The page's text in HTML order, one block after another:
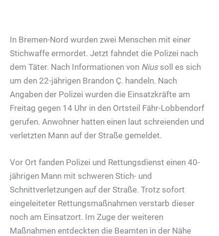
In Bremen-Nord wurden zwei Menschen mit einer
Stichwaffe ermordet. Jetzt fahndet die Polizei nach
dem Täter. Nach Informationen von Niussoll es sich
um den 22-jährigen Brandon Ç. handeln. Nach
Angaben der Polizei wurden die Einsatzkräfte am
Freitag gegen 14 Uhr in den Ortsteil Fähr-Lobbendorf
gerufen. Anwohner hatten einen laut schreienden und
verletzten Mann auf der Straße gemeldet.
Vor Ort fanden Polizei und Rettungsdienst einen 40-
jährigen Mann mit schweren Stich- und
Schnittverletzungen auf der Straße. Trotz sofort
eingeleiteter Rettungsmaßnahmen verstarb dieser
noch am Einsatzort. Im Zuge der weiteren
Maßnahmen entdeckten die Beamten in der Nähe